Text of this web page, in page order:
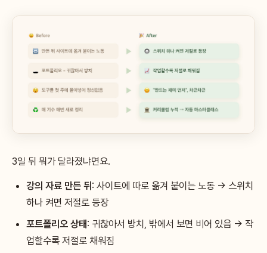
3일 뒤 뭐가 달라졌냐면요.
강의 자료 만든 뒤 : 사이트에 따로 옮겨 붙이는 노동 → 스위치
하나 켜면 저절로 등장
포트폴리오 상태: 귀찮아서 방치, 밖에서 보면 비어 있음 → 작
업할수록 저절로 채워짐